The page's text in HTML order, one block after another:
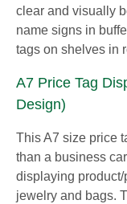
clear and visually
name signs in
tags on shelves in
A7 Price Tag
Design)
This A7 size price
than a business
displaying
jewelry and bags.